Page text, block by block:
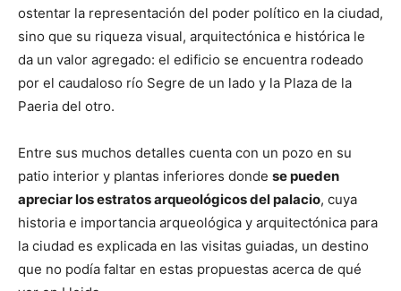
ostentar la representación del poder político en la ciudad,
sino que su riqueza visual, arquitectónica e histórica le
da un valor agregado: el edificio se encuentra rodeado
por el caudaloso río Segre de un lado y la Plaza de la
Paeria del otro.
Entre sus muchos detalles cuenta con un pozo en su
patio interior y plantas inferiores donde se pueden
apreciar los estratos arqueológicos del palacio, cuya
historia e importancia arqueológica y arquitectónica para
la ciudad es explicada en las visitas guiadas, un destino
que no podía faltar en estas propuestas acerca de qué